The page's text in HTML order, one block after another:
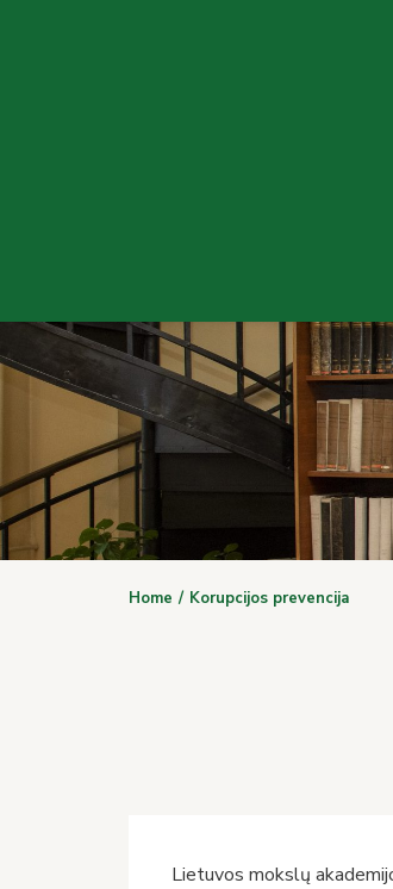
Home Korupcijos prevencija
Lietuvos mokslų